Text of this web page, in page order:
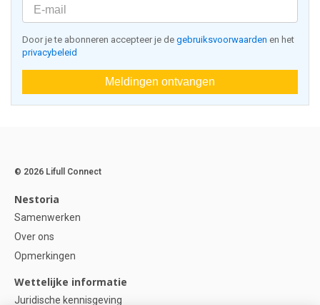
Door je te abonneren accepteer je de gebruiksvoorwaarden en het
privacybeleid
Meldingen ontvangen
© 2026 Lifull Connect
Nestoria
Samenwerken
Over ons
Opmerkingen
Wettelijke informatie
Juridische kennisgeving